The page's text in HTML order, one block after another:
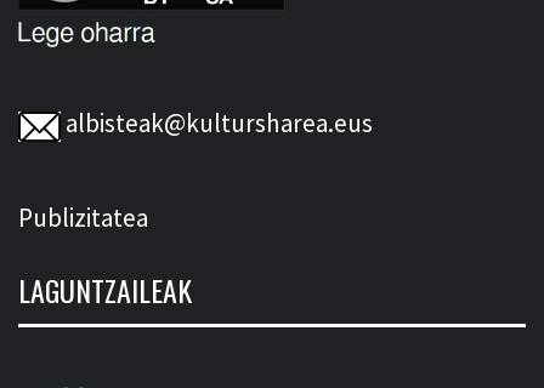
albisteak@kultursharea.eus
Publizitatea
LAGUNTZAILEAK